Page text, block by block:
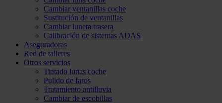
Cambiar ventanillas coche
Sustitución de ventanillas
Cambiar luneta trasera
Calibración de sistemas ADAS
Aseguradoras
Red de talleres
Otros servicios
Tintado lunas coche
Pulido de faros
Tratamiento antilluvia
Cambiar de escobillas